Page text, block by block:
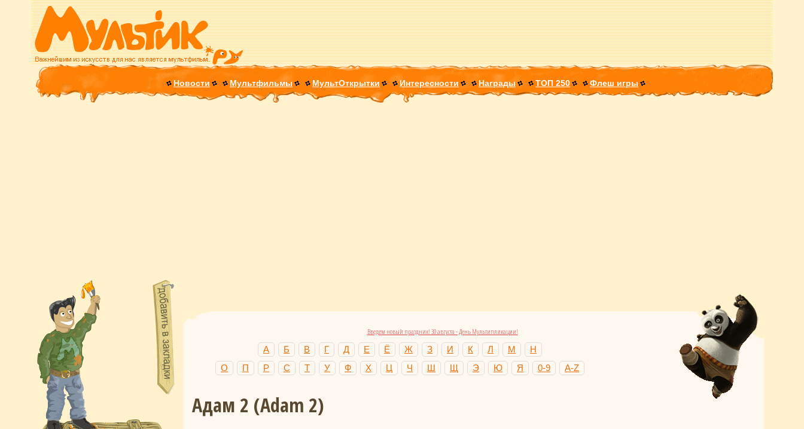
Новости Мультфильмы МультОткрытки Интересности Награды ТОП 250 Флеш игры
Введем новый праздник! 30 августа - День Мультипликации!
А Б В Г Д Е Ё Ж З И К Л М
Н
О
П Р С Т У Ф Х Ц Ч Ш Щ Э Ю Я 0-9 A-Z
Адам 2 (Adam 2)